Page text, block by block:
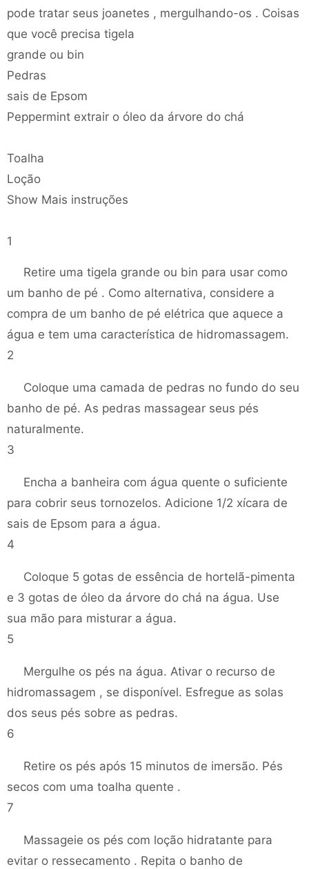
pode tratar seus joanetes , mergulhando-os . Coisas
que você precisa tigela
grande ou bin
Pedras
sais de Epsom
Peppermint extrair o óleo da árvore do chá
Toalha
Loção
Show Mais instruções
1
Retire uma tigela grande ou bin para usar como
um banho de pé . Como alternativa, considere a
compra de um banho de pé elétrica que aquece a
água e tem uma característica de hidromassagem.
2
Coloque uma camada de pedras no fundo do seu
banho de pé. As pedras massagear seus pés
naturalmente.
3
Encha a banheira com água quente o suficiente
para cobrir seus tornozelos. Adicione 1/2 xícara de
sais de Epsom para a água.
4
Coloque 5 gotas de essência de hortelã-pimenta
e 3 gotas de óleo da árvore do chá na água. Use
sua mão para misturar a água.
5
Mergulhe os pés na água. Ativar o recurso de
hidromassagem , se disponível. Esfregue as solas
dos seus pés sobre as pedras.
6
Retire os pés após 15 minutos de imersão. Pés
secos com uma toalha quente .
7
Massageie os pés com loção hidratante para
evitar o ressecamento . Repita o banho de